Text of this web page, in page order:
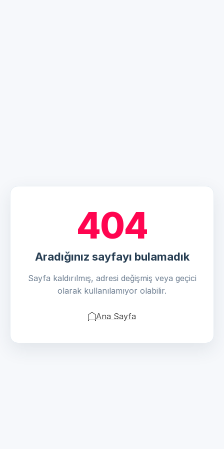
404
Aradığınız sayfayı bulamadık
Sayfa kaldırılmış, adresi değişmiş veya geçici
olarak kullanılamıyor olabilir.
Ana Sayfa